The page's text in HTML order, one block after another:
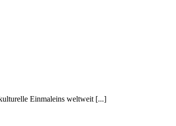
Einmaleins weltweit [...]